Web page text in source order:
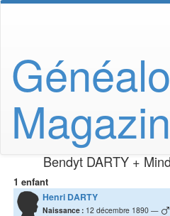
BendytDARTY+
1 enfant
Henri DARTY
Naissance : 12 décembre 1890